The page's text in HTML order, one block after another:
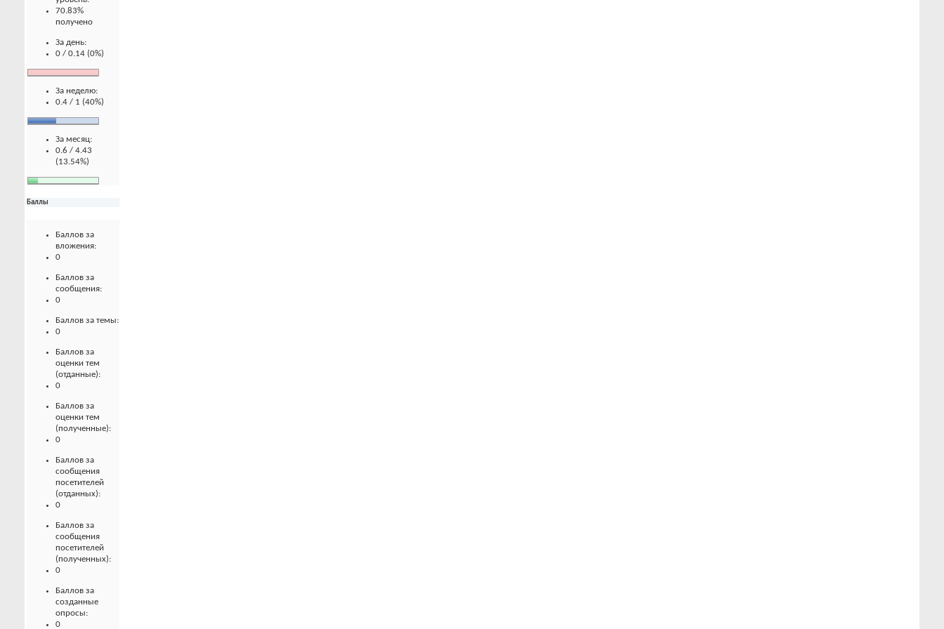
70.83%
получено
За день:
0 / 0.14 (0%)
За неделю:
0.4 / 1 (40%)
За месяц:
0.6 / 4.43
(13.54%)
Баллы
Баллов за
вложения:
0
Баллов за
сообщения:
0
Баллов за темы:
0
Баллов за
оценки тем
(отданные):
0
Баллов за
оценки тем
(полученные):
0
Баллов за
сообщения
посетителей
(отданных):
0
Баллов за
сообщения
посетителей
(полученных):
0
Баллов за
созданные
опросы:
0